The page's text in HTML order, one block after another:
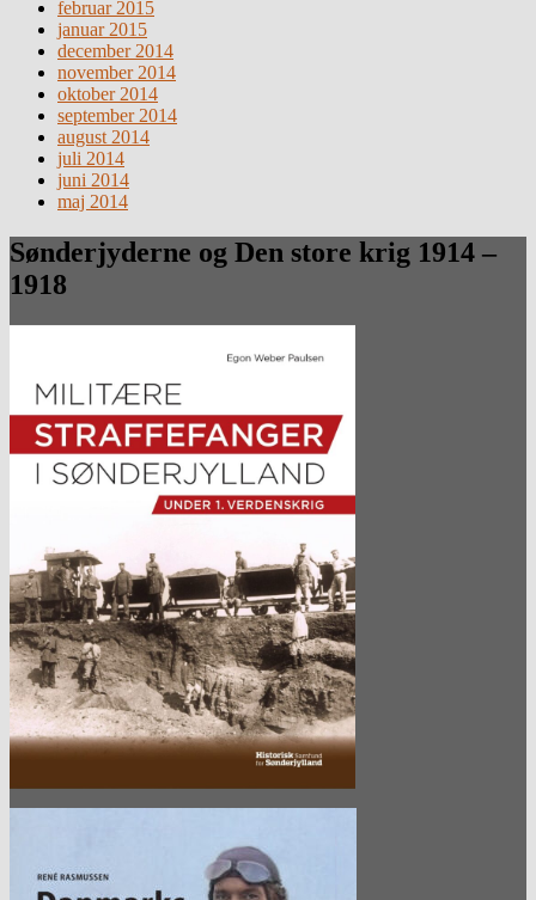
februar 2015
januar 2015
december 2014
november 2014
oktober 2014
september 2014
august 2014
juli 2014
juni 2014
maj 2014
Sønderjyderne og Den store krig 1914 –
1918